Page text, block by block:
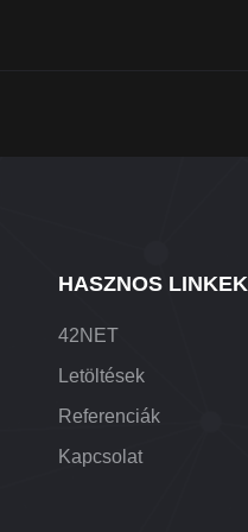
HASZNOS LINKEK
42NET
Letöltések
Referenciák
Kapcsolat